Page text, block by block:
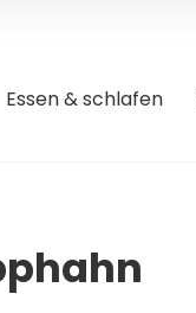
Essen & schlafen